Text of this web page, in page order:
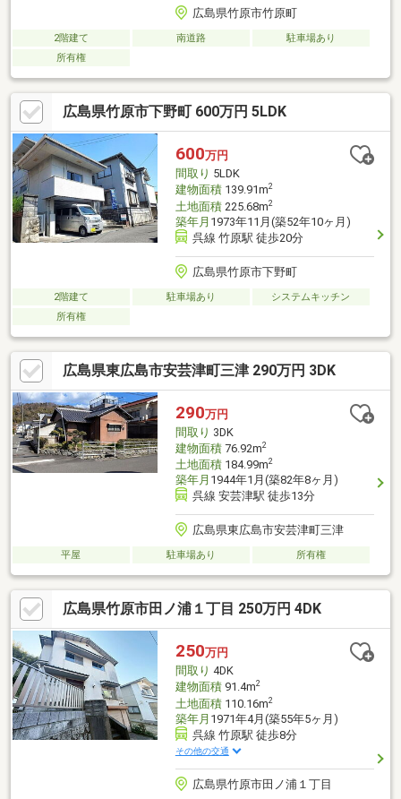
広島県竹原市竹原町
2階建て 南道路
駐車場あり
所有権
広島県竹原市下野町 600万円 5LDK
600万円
間取り 5LDK
建物面積139.91m2
土地面積225.68m2
築年月 1973年11月(築52年10ヶ月)
呉線 竹原駅 徒歩20分
広島県竹原市下野町
2階建て 駐車場あり
システムキッチン
所有権
広島県東広島市安芸津町三津 290万円 3DK
290万円
間取り 3DK
建物面積76.92m2
土地面積184.99m2
築年月 1944年1月(築82年8ヶ月)
呉線 安芸津駅 徒歩13分
広島県東広島市安芸津町三津
平屋 駐車場あり 所有権
広島県竹原市田ノ浦１丁目 250万円 4DK
250万円
間取り 4DK
建物面積91.4m2
土地面積110.16m2
築年月 1971年4月(築55年5ヶ月)
呉線 竹原駅 徒歩8分
その他の交通
広島県竹原市田ノ浦１丁目